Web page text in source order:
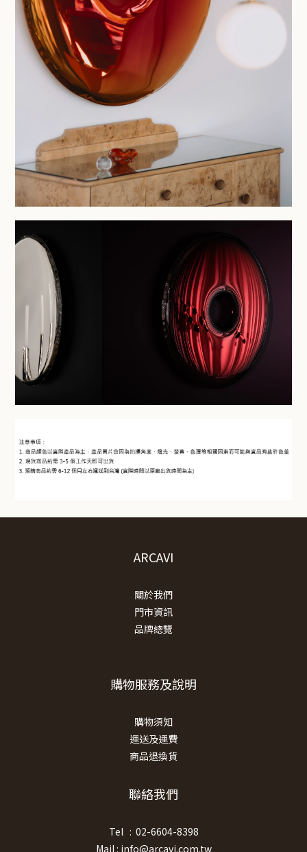
ARCAVI
關於我們
門市資訊
品牌總覽
購物服務及說明
購物須知
運送及運費
商品退換貨
聯絡我們
Tel : 02-6604-8398
Mail : info@arcavi.com.tw